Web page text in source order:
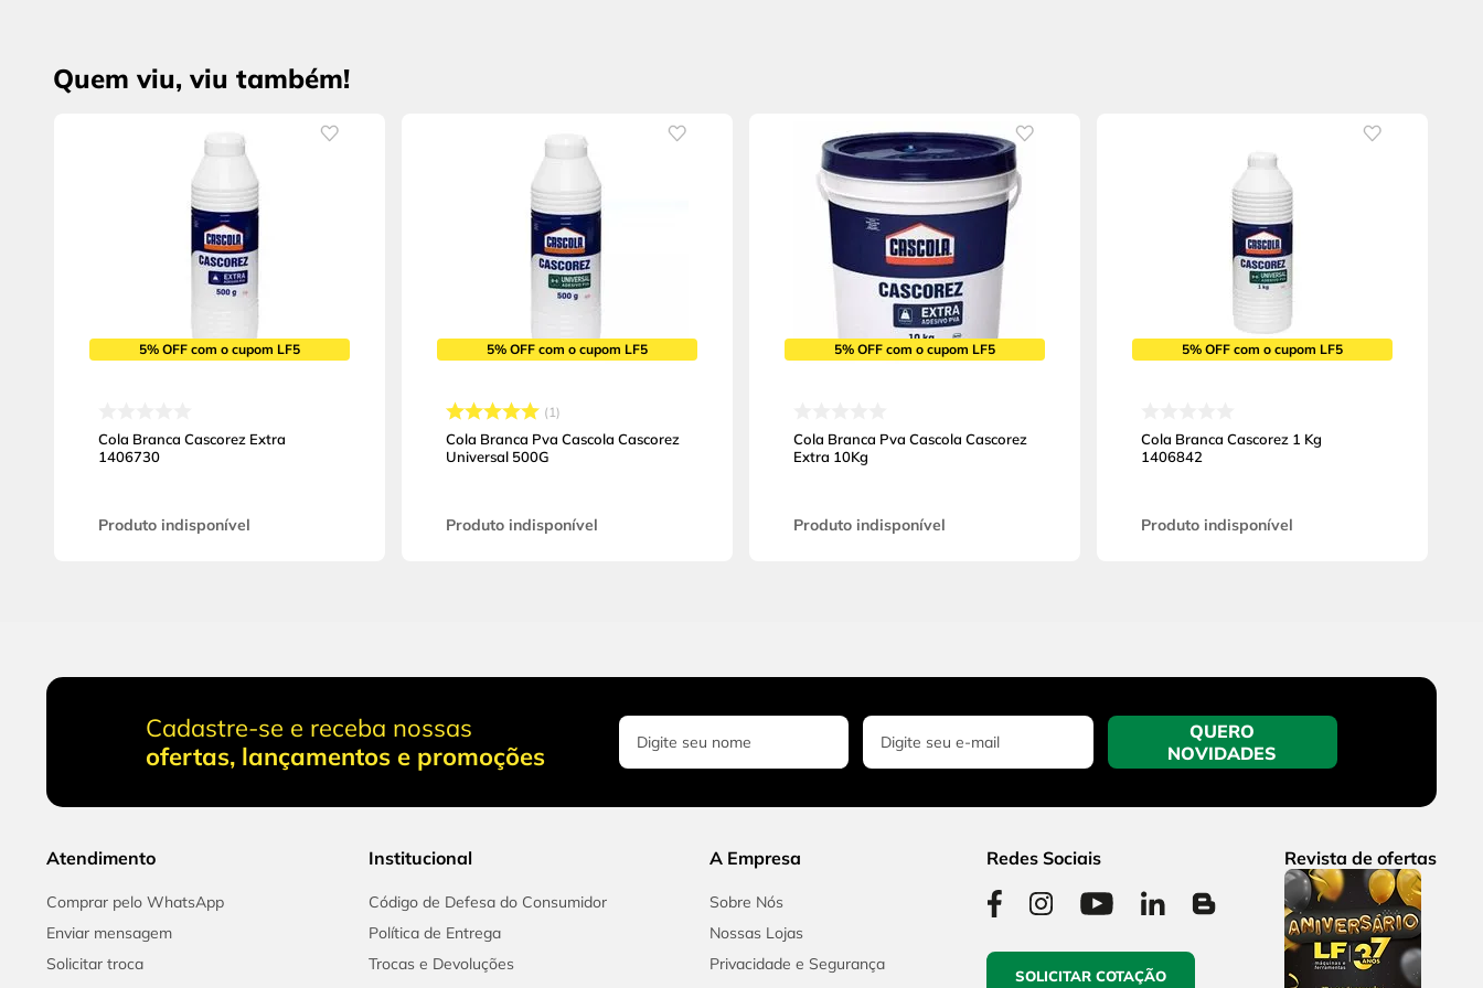
Quem viu, viu também!
5% OFF com o cupom LF5
Cola Branca Cascorez Extra
1406730
Produto indisponível
5% OFF com o cupom LF5
1
Cola Branca Pva Cascola Cascorez
Universal 500G
Produto indisponível
5% OFF com o cupom LF5
Cola Branca Pva Cascola Cascorez
Extra 10Kg
Produto indisponível
5% OFF com o cupom LF5
Cola Branca Cascorez 1 Kg
1406842
Produto indisponível
Cadastre-se e receba nossas
ofertas, lançamentos e promoções
QUERO
NOVIDADES
Atendimento
Comprar pelo WhatsApp
Enviar mensagem
Solicitar troca
Institucional
Código de Defesa do Consumidor
Política de Entrega
Trocas e Devoluções
A Empresa
Sobre Nós
Nossas Lojas
Privacidade e Segurança
Redes Sociais
SOLICITAR COTAÇÃO
Revista de ofertas